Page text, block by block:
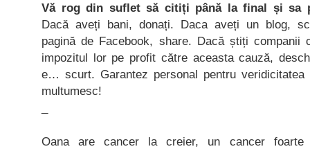
Vă rog din suflet să citiți până la final și sa
Dacă aveți bani, donați. Daca aveți un blog,
pagină de Facebook, share. Dacă știți companii
impozitul lor pe profit către aceasta cauză,
e… scurt. Garantez personal pentru
multumesc!
Oana are cancer la creier, un cancer foarte